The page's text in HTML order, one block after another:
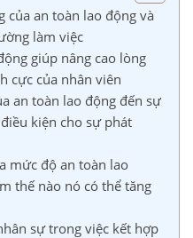
của an toàn lao động và
làm việc
giúp nâng cao lòng
cực của nhân viên
an toàn lao động đến sự
kiện cho sự phát
mức độ an toàn lao
thế nào nó có thể tăng
sự trong việc kết hợp